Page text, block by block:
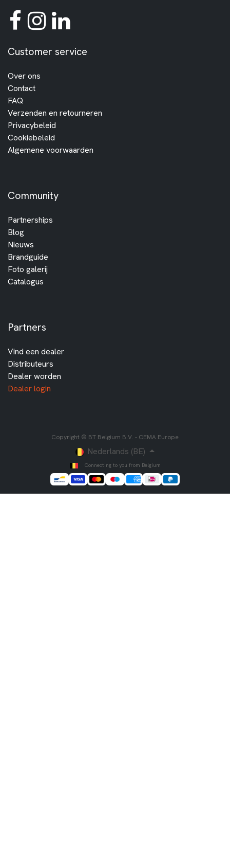
Customer service
Over ons
Contact
FAQ
Verzenden en retourneren
Privacybeleid
Cookiebeleid
Algemene voorwaarden
Community
Partnerships
Blog
Nieuws
Brandguide
Foto galerij
Catalogus
Partners
Vind een dealer
Distributeurs
Dealer worden
Dealer login
Copyright © BT Belgium B.V. - CEMA Europe
Nederlands (BE)
Connecting to you from Belgium